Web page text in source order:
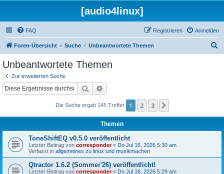
[audio4linux]
FAQ Anmelden
Registrieren
Foren-Übersicht Suche Unbeantwortete Themen
Unbeantwortete Themen
Zur erweiterten Suche
Suche
Die Suche ergab 145 Treffer 1 2 3
Themen
ToneShiftEQ v0.5.0 veröffentlicht
Letzter Beitrag von corresponder« Do Jul 16, 2026 5:30 am
Verfasst in allgemeines zu linux und musikmachen
Qtractor 1.6.2 (Sommer'26) veröffentlicht!
Letzter Beitrag von corresponder« Do Jul 16, 2026 5:29 am